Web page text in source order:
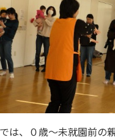
は、０歳～未就園前の